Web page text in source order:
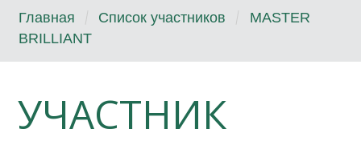
Главная Список участников
MASTER
BRILLIANT
УЧАСТНИК